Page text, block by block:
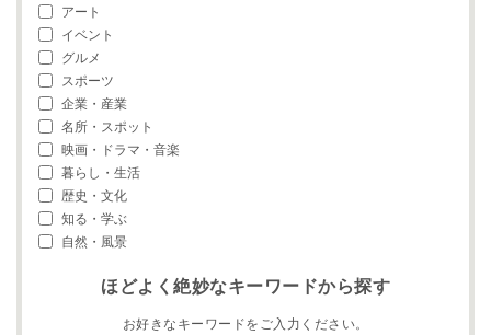
アート
イベント
グルメ
スポーツ
企業・産業
名所・スポット
映画・ドラマ・音楽
暮らし・生活
歴史・文化
知る・学ぶ
自然・風景
ほどよく絶妙なキーワードから探す
お好きなキーワードをご入力ください。